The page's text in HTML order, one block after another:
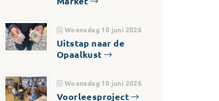
Woensdag 10 juni 2026
Uitstap naar de
Opaalkust
Woensdag 10 juni 2026
Voorleesproject